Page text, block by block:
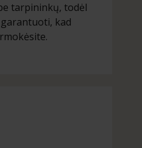
tarpininkų, todėl
kad